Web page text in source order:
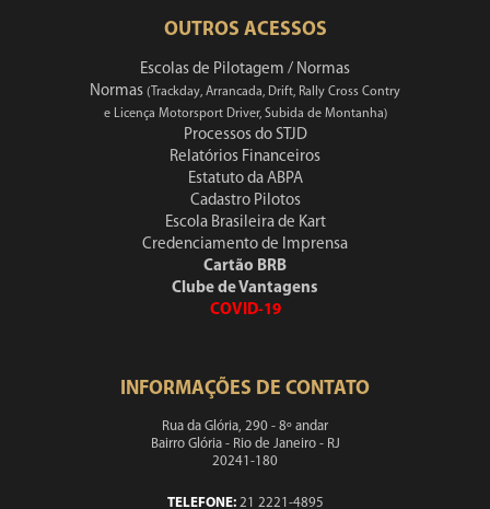
OUTROS ACESSOS
Escolas de Pilotagem / Normas
Normas (Trackday, Arrancada, Drift, Rally Cross Contry
e Licença Motorsport Driver, Subida de Montanha)
Processos do STJD
Relatórios Financeiros
Estatuto da ABPA
Cadastro Pilotos
Escola Brasileira de Kart
Credenciamento de Imprensa
Cartão BRB
Clube de Vantagens
COVID-19
INFORMAÇÕES DE CONTATO
Rua da Glória, 290 - 8º andar
Bairro Glória - Rio de Janeiro - RJ
20241-180
TELEFONE:21 2221-4895